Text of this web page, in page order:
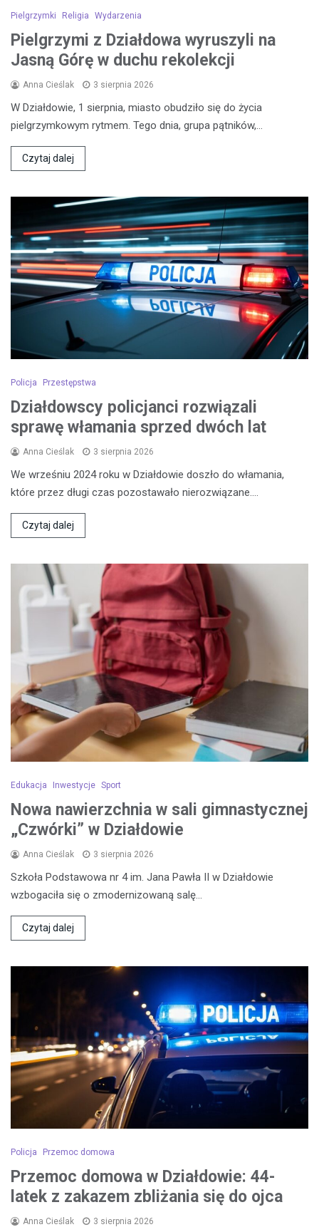
Pielgrzymki Religia Wydarzenia
Pielgrzymi z Działdowa wyruszyli na
Jasną Górę w duchu rekolekcji
Anna Cieślak 3 sierpnia 2026
W Działdowie, 1 sierpnia, miasto obudziło się do życia
pielgrzymkowym rytmem. Tego dnia, grupa pątników,…
Czytaj dalej
Policja Przestępstwa
Działdowscy policjanci rozwiązali
sprawę włamania sprzed dwóch lat
Anna Cieślak 3 sierpnia 2026
We wrześniu 2024 roku w Działdowie doszło do włamania,
które przez długi czas pozostawało nierozwiązane.…
Czytaj dalej
Edukacja Inwestycje Sport
Nowa nawierzchnia w sali gimnastycznej
„Czwórki” w Działdowie
Anna Cieślak 3 sierpnia 2026
Szkoła Podstawowa nr 4 im. Jana Pawła II w Działdowie
wzbogaciła się o zmodernizowaną salę…
Czytaj dalej
Policja Przemoc domowa
Przemoc domowa w Działdowie: 44-
latek z zakazem zbliżania się do ojca
Anna Cieślak 3 sierpnia 2026